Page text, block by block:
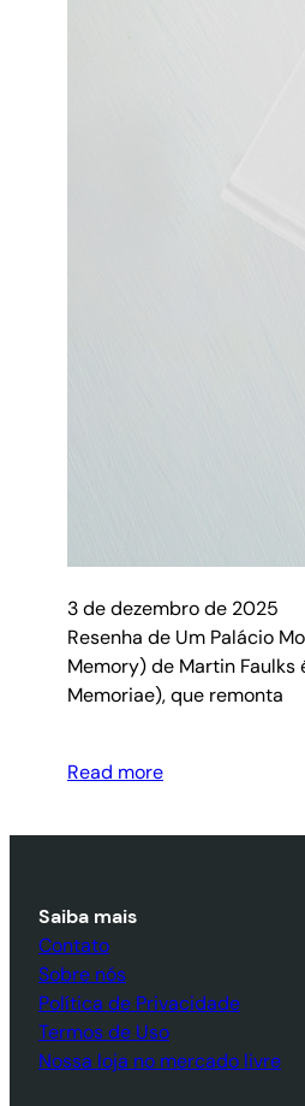
3 de dezembro de 2025
Resenha de Um Palácio
Memory) de Martin
Memoriae), que remonta
Read more
Saiba mais
Contato
Sobre nós
Política de Privacidade
Termos de Uso
Nossa loja no mercado livre